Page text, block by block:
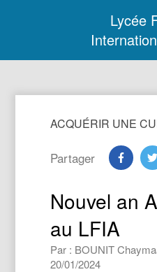
Lycée
ACQUÉRIR UNE
Partager
Nouvel an
au LFIA
Par : BOUNIT
20/01/2024